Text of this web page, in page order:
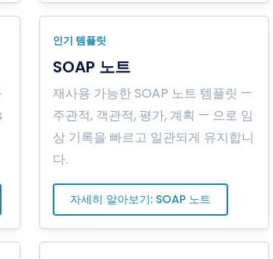
인기 템플릿
SOAP 노트
재사용 가능한 SOAP 노트 템플릿 —
주관적, 객관적, 평가, 계획 — 으로 임
상 기록을 빠르고 일관되게 유지합니
다.
자세히 알아보기: SOAP 노트